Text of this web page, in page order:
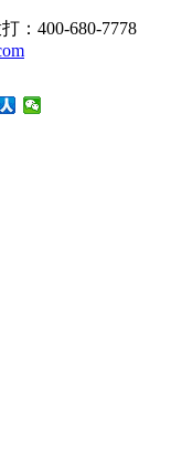
：400-680-7778